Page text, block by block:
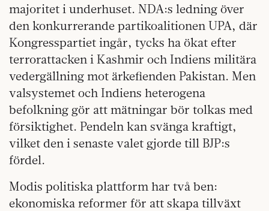
majoritet i underhuset. NDA:s ledning över
den konkurrerande partikoalitionen UPA, där
Kongresspartiet ingår, tycks ha ökat efter
terrorattacken i Kashmir och Indiens militära
vedergällning mot ärkefienden Pakistan. Men
valsystemet och Indiens heterogena
befolkning gör att mätningar bör tolkas med
försiktighet. Pendeln kan svänga kraftigt,
vilket den i senaste valet gjorde till BJP:s
fördel.
Modis politiska plattform har två ben:
ekonomiska reformer för att skapa tillväxt